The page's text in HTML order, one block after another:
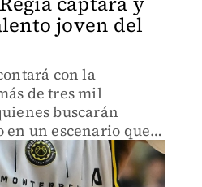
joven del
con la
de tres mil
buscarán
en un escenario que
a futuro